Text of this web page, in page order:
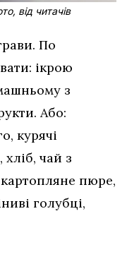
від читачів
По
ікрою
з
Або:
курячі
чай з
пюре,
голубці,